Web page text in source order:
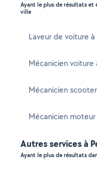
Ayant le plus de résultats
ville
Laveur de voiture à
Mécanicien voiture
Mécanicien
Mécanicien moteur
Autres services à
Ayant le plus de résultats